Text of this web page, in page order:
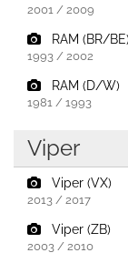
2001 / 2009
RAM (BR/
1993 / 2002
RAM (D/W)
1981 / 1993
Viper
Viper (VX)
2013 / 2017
Viper (ZB)
2003 / 2010